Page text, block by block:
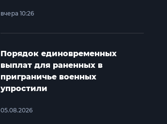
вчера 10:26
Порядок единовременных
выплат для раненных в
приграничье военных
упростили
05.08.2026